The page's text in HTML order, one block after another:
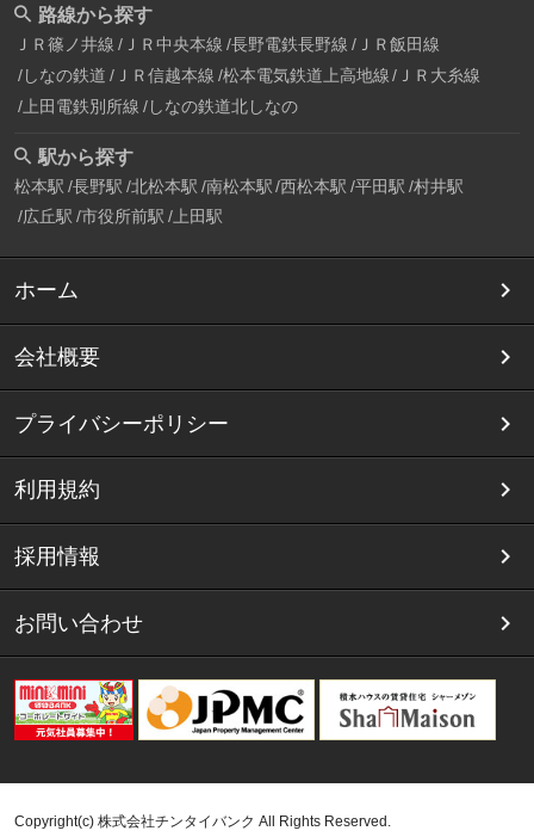
路線から探す
ＪＲ篠ノ井線 ＪＲ中央本線 長野電鉄長野線 ＪＲ飯田線
しなの鉄道 ＪＲ信越本線 松本電気鉄道上高地線
ＪＲ大糸線
上田電鉄別所線 しなの鉄道北しなの
駅から探す
松本駅 長野駅 北松本駅 南松本駅 西松本駅 平田駅 村井駅
広丘駅 市役所前駅 上田駅
ホーム
会社概要
プライバシーポリシー
利用規約
採用情報
お問い合わせ
Copyright(c) 株式会社チンタイバンク All Rights Reserved.